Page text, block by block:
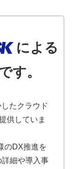
による
す。
たクラウド
供していま
のDX推進を
細や導入事